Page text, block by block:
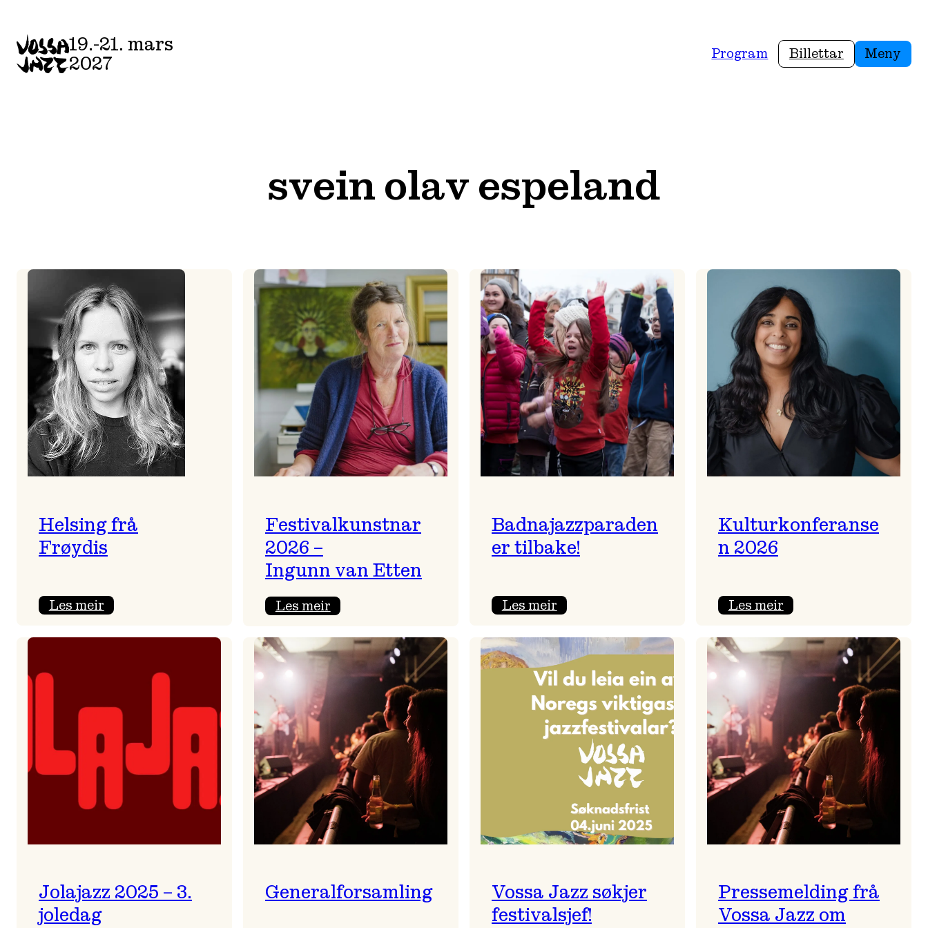
content
19.-21. mars
2027
Program Billettar Meny
svein olav espeland
Helsing frå
Frøydis
Les meir:
frå
Festivalkunstnar
2026 –
Ingunn van Etten
Les meir:
2026
–
Ingunn van Etten
Badnajazzparaden
er tilbake!
Les meir:
er
tilbake!
Kulturkonferanse
n 2026
Les meir:
2026
Jolajazz 2025 – 3.
joledag
Generalforsamling
Vossa Jazz søkjer
festivalsjef!
Pressemelding frå
Vossa Jazz om